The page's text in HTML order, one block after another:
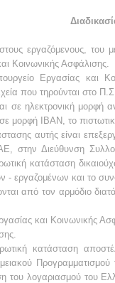
εργαζόμενους, του
Κοινωνικής Ασφάλισης.
Εργασίας και
που τηρούνται στο
ηλεκτρονική μορφή
μορφή IBAN, το
αυτής είναι
στην Διεύθυνση
κατάσταση
- εργαζομένων και το
από τον αρμόδιο
και Κοινωνικής
κατάσταση
του λογαριασμού του